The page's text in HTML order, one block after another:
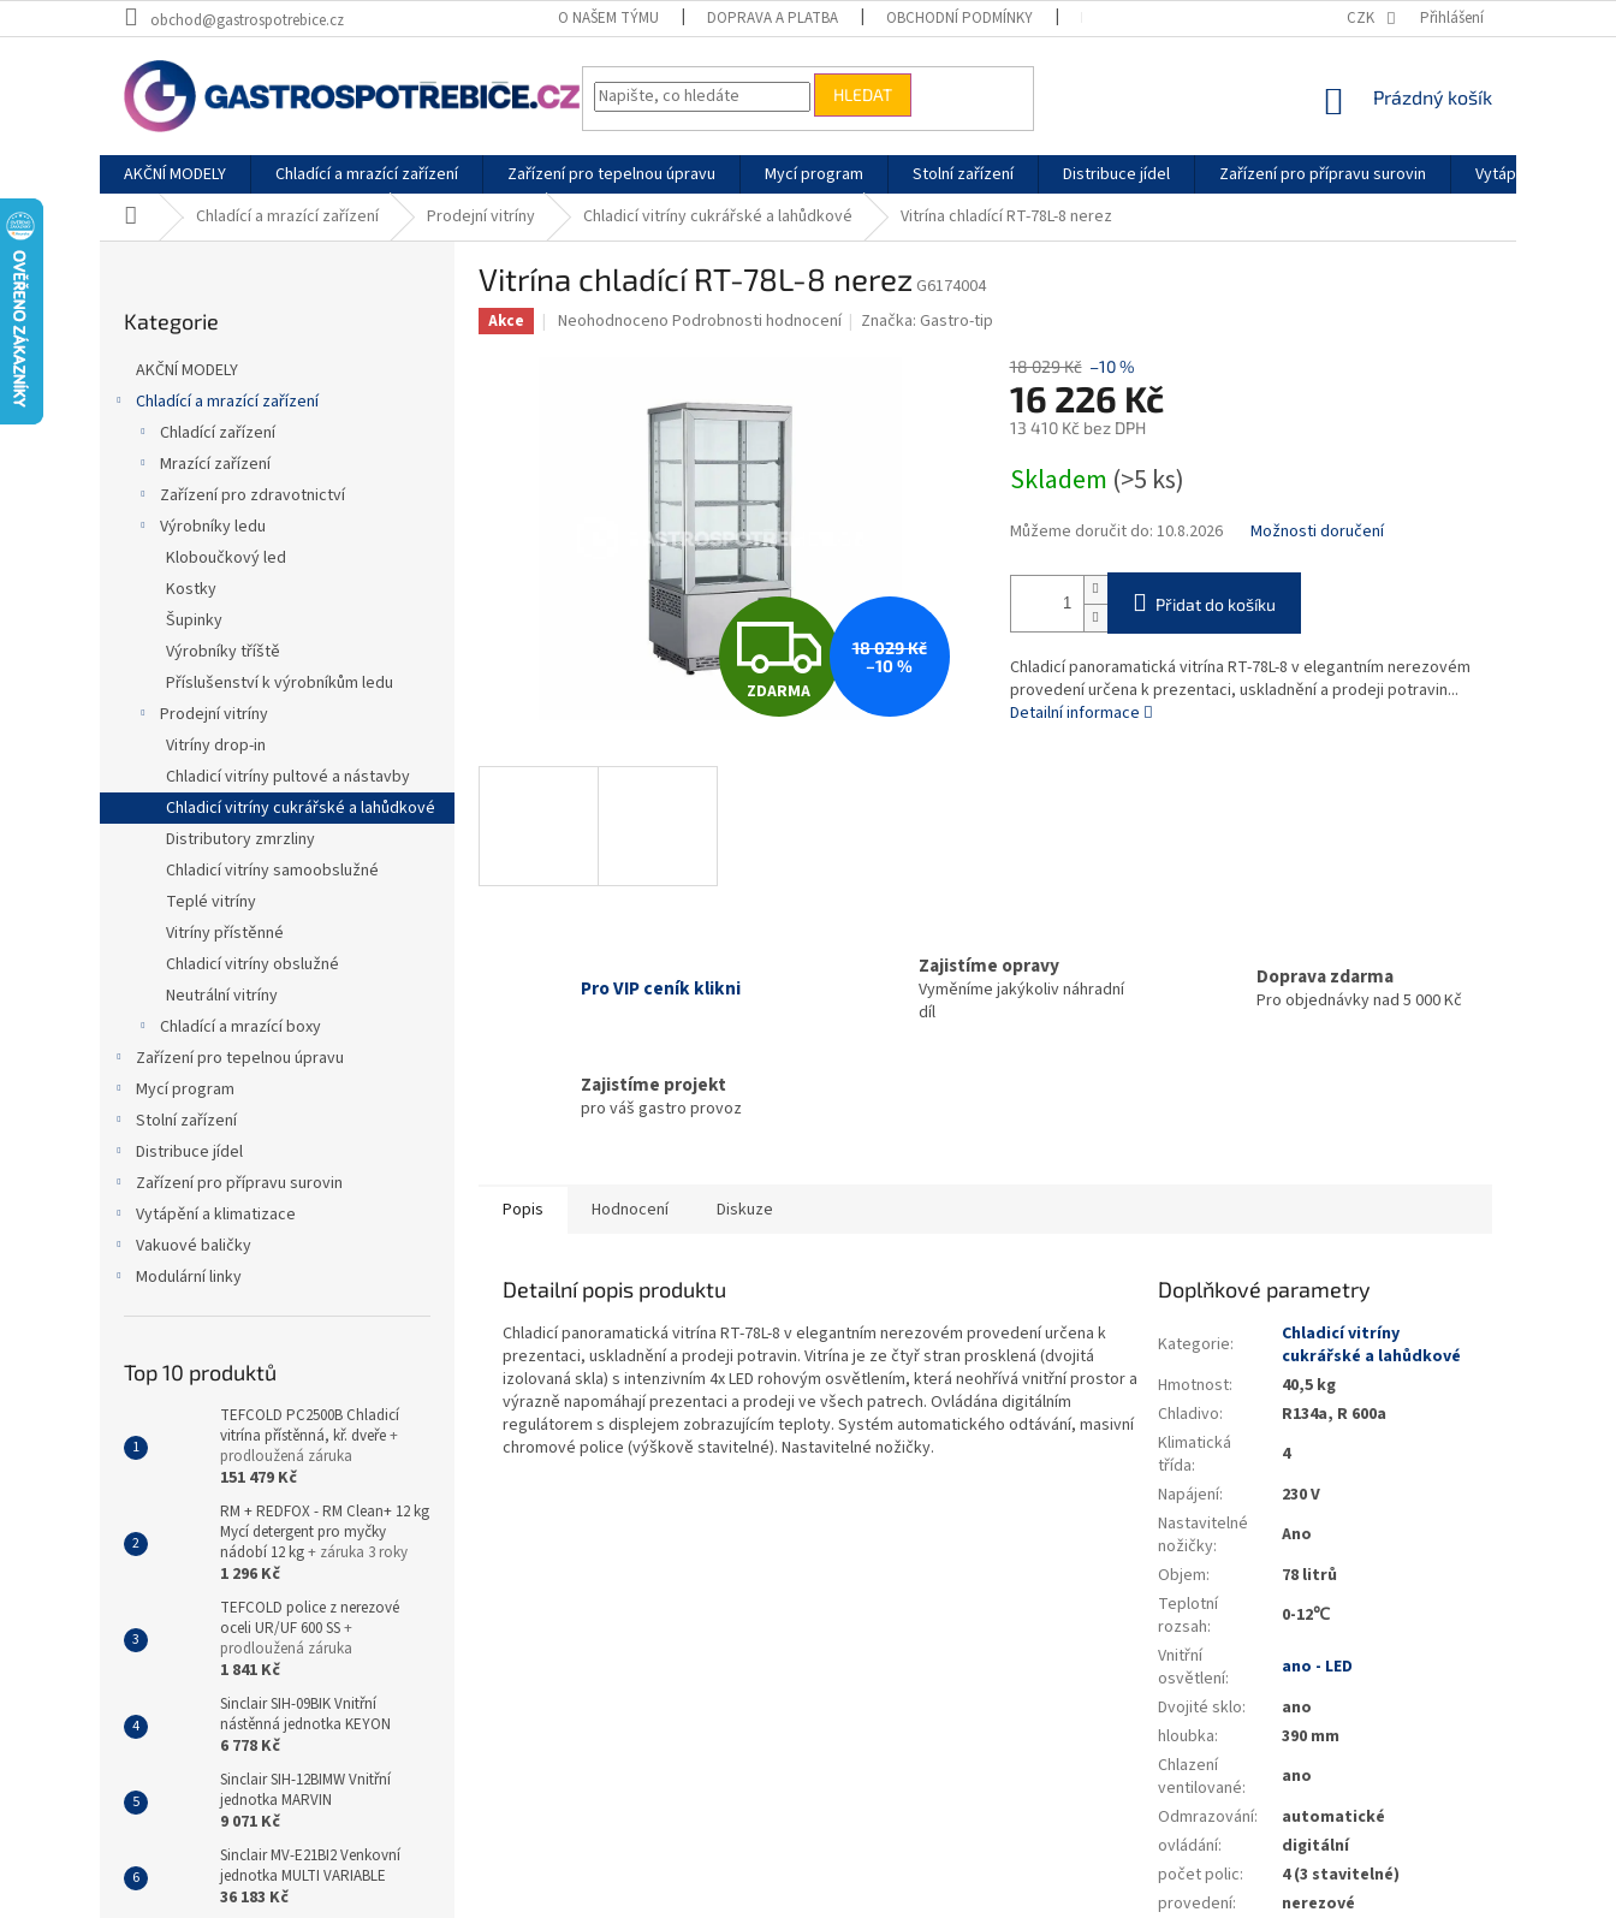
na
obchod@gastrospotrebice.cz O NAŠEM TÝMU DOPRAVA A PLATBA OBCHODNÍ PODMÍNKY ZÁRUČNÍ PODMÍNKY DODACÍ LHŮTY
CZK Přihlášení
HLEDAT
NÁKUPNÍ
Prázdný košík
AKČNÍ MODELY Chladící a mrazící zařízení Zařízení pro tepelnou úpravu Mycí program Stolní zařízení Distribuce jídel Zařízení pro přípravu surovin
Vytápění a
Domů Chladící a mrazící zařízení Prodejní vitríny Chladicí vitríny cukrářské a lahůdkové Vitrína chladící RT-78L-8 nerez
kategorie
Kategorie
AKČNÍ MODELY
Chladící a mrazící zařízení
Chladící zařízení
Mrazící zařízení
Zařízení pro zdravotnictví
Výrobníky ledu
Kloboučkový led
Kostky
Šupinky
Výrobníky tříště
Příslušenství k výrobníkům ledu
Prodejní vitríny
Vitríny drop-in
Chladicí vitríny pultové a nástavby
Chladicí vitríny cukrářské a lahůdkové
Distributory zmrzliny
Chladicí vitríny samoobslužné
Teplé vitríny
Vitríny přístěnné
Chladicí vitríny obslužné
Neutrální vitríny
Chladící a mrazící boxy
Zařízení pro tepelnou úpravu
Mycí program
Stolní zařízení
Distribuce jídel
Zařízení pro přípravu surovin
Vytápění a klimatizace
Vakuové baličky
Modulární linky
Top 10 produktů
TEFCOLD PC2500B Chladicí
vitrína přístěnná, kř. dveře+
prodloužená záruka
151 479 Kč
RM + REDFOX - RM Clean+ 12 kg
Mycí detergent pro myčky
nádobí 12 kg+ záruka 3 roky
1 296 Kč
TEFCOLD police z nerezové
oceli UR/UF 600 SS+
prodloužená záruka
1 841 Kč
Sinclair SIH-09BIK Vnitřní
nástěnná jednotka KEYON
6 778 Kč
Sinclair SIH-12BIMW Vnitřní
jednotka MARVIN
9 071 Kč
Sinclair MV-E21BI2 Venkovní
jednotka MULTI VARIABLE
36 183 Kč
Vitrína chladící RT-78L-8 nerez G6174004
Akce
Průměrné
Neohodnoceno Podrobnosti hodnocení Značka: Gastro-tip
Z
D
ZDARMA
18 029 Kč
–10 %
18 029 Kč –10 %
16 226 Kč
13 410 Kč bez DPH
cena:
Skladem (>5 ks)
Můžeme doručit do: 10.8.2026 Možnosti doručení
Přidat do košíku
Chladicí panoramatická vitrína RT-78L-8 v elegantním nerezovém
provedení určena k prezentaci, uskladnění a prodeji potravin...
Detailní informace
Pro VIP ceník klikni
Zajistíme opravy
Vyměníme jakýkoliv náhradní
díl
Doprava zdarma
Pro objednávky nad 5 000 Kč
Zajistíme projekt
pro váš gastro provoz
Popis Hodnocení Diskuze
Detailní popis produktu
Chladicí panoramatická vitrína RT-78L-8 v elegantním nerezovém provedení určena k
prezentaci, uskladnění a prodeji potravin. Vitrína je ze čtyř stran prosklená (dvojitá
izolovaná skla) s intenzivním 4x LED rohovým osvětlením, která neohřívá vnitřní prostor a
výrazně napomáhají prezentaci a prodeji ve všech patrech. Ovládána digitálním
regulátorem s displejem zobrazujícím teploty. Systém automatického odtávání, masivní
chromové police (výškově stavitelné). Nastavitelné nožičky.
Doplňkové parametry
Kategorie:
Chladicí vitríny
cukrářské a lahůdkové
Hmotnost:
40,5 kg
Chladivo:
R134a, R 600a
Klimatická
třída:
4
Napájení:
230 V
Nastavitelné
nožičky:
Ano
Objem:
78 litrů
Teplotní
rozsah:
0-12℃
Vnitřní
osvětlení:
ano - LED
Dvojité sklo:
ano
hloubka:
390 mm
Chlazení
ventilované:
ano
Odmrazování:
automatické
ovládání:
digitální
počet polic:
4 (3 stavitelné)
provedení:
nerezové